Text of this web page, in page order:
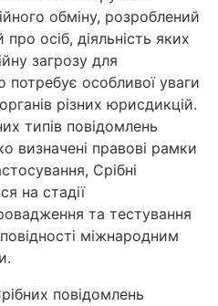
обміну, розроблений
осіб, діяльність яких
загрозу для
потребує особливої уваги
різних юрисдикцій.
типів повідомлень
визначені правові рамки
Срібні
на стадії
та тестування
міжнародним
повідомлень